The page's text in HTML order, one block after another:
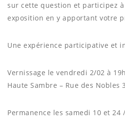
sur cette question et participez
exposition en y apportant votre
Une expérience participative et
Vernissage le vendredi 2/02 à
Haute Sambre – Rue des Nobles
Permanence les samedi 10 et 24